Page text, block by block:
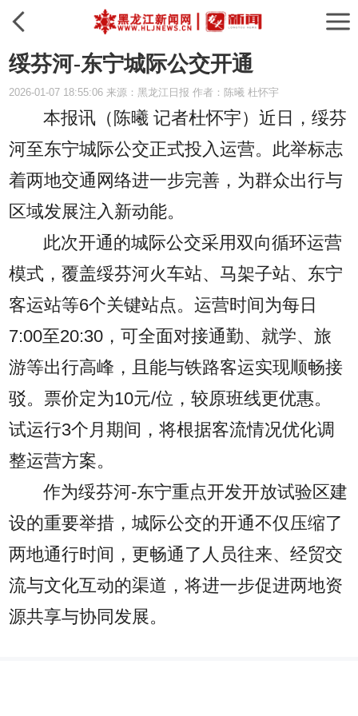
绥芬河-东宁城际公交开通
2026-01-07 18:55:06 来源：黑龙江日报 作者：陈曦 杜怀宇
本报讯（陈曦 记者杜怀宇）近日，绥芬
河至东宁城际公交正式投入运营。此举标志
着两地交通网络进一步完善，为群众出行与
区域发展注入新动能。
此次开通的城际公交采用双向循环运营
模式，覆盖绥芬河火车站、马架子站、东宁
客运站等6个关键站点。运营时间为每日
7:00至20:30，可全面对接通勤、就学、旅
游等出行高峰，且能与铁路客运实现顺畅接
驳。票价定为10元/位，较原班线更优惠。
试运行3个月期间，将根据客流情况优化调
整运营方案。
作为绥芬河-东宁重点开发开放试验区建
设的重要举措，城际公交的开通不仅压缩了
两地通行时间，更畅通了人员往来、经贸交
流与文化互动的渠道，将进一步促进两地资
源共享与协同发展。